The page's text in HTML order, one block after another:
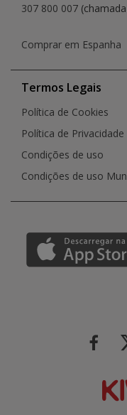
307 800 007
Comprar em Espanha
Termos Legais
Política de Cookies
Política de Privacidade
Condições de uso
Condições de uso